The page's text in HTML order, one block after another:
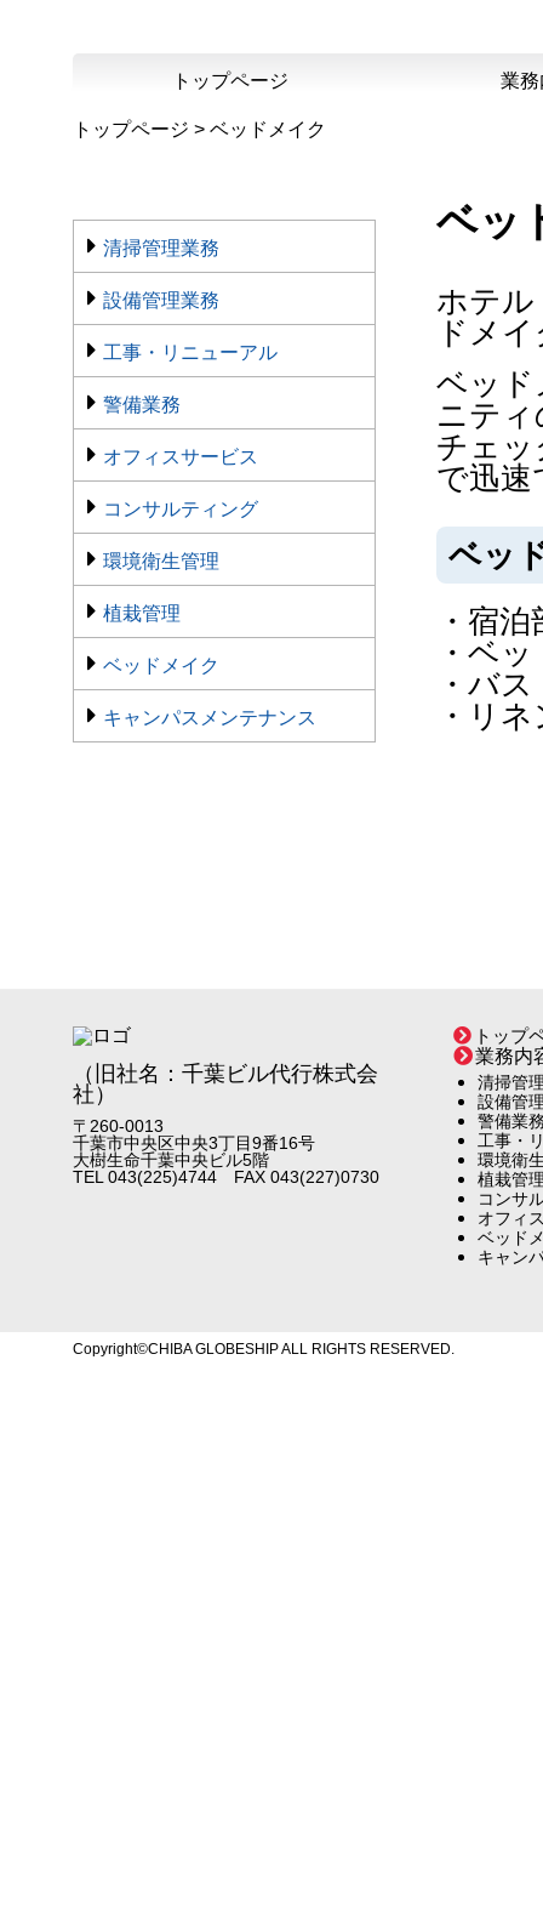
トップページ 業
トップページ > ベッドメイク
ベッ
ホテル
ドメ
ベッド
ニテ
チェ
で迅速
ベッ
・宿
・ベ
・バ
・リ
清掃管理業務
設備管理業務
工事・リニューアル
警備業務
オフィスサービス
コンサルティング
環境衛生管理
植栽管理
ベッドメイク
キャンパスメンテナンス
（旧社名：千葉ビル代行株式会
社）
〒260-0013
千葉市中央区中央3丁目9番16号
大樹生命千葉中央ビル5階
TEL 043(225)4744 FAX 043(227)0730
トップ
業務内
清掃管
設備管
警備業
工事・
環境衛
植栽管
コンサ
オフィ
ベッド
キャン
Copyright©CHIBA GLOBESHIP ALL RIGHTS RESERVED.